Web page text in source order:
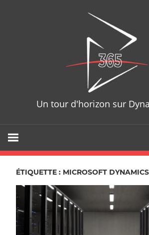
Un tour d'horizon sur
ÉTIQUETTE : MICROSOFT